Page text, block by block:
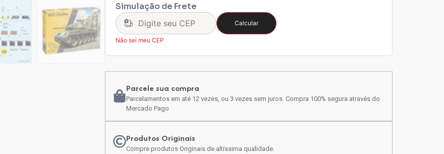
Simulação de Frete
Calcular
Não sei meu CEP
Parcele sua compra
Parcelamentos em até 12 vezes, ou 3 vezes sem juros. Compra 100% segura através do
Mercado Pago
Produtos Originais
Compre produtos Originais de altíssima qualidade.